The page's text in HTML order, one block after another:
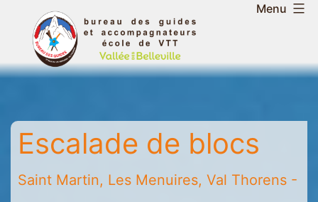
contenuBureau
des
guides
accompagnateurs
de
la
vallée
Menu
Escalade de blocs
Saint Martin, Les Menuires, Val Thorens -